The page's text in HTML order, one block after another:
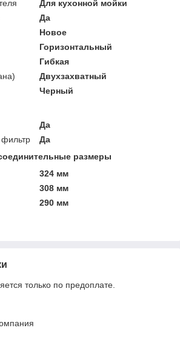
Для кухонной мойки
Да
Новое
Горизонтальный
Гибкая
Двухзахватный
Черный
Да
Да
размеры
324 мм
308 мм
290 мм
только по предоплате.